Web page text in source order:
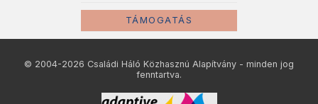
TÁMOGATÁS
© 2004-2026 Családi Háló Közhasznú Alapítvány - minden jog
fenntartva.